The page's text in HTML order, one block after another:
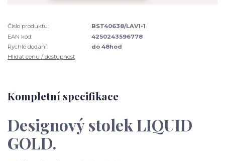
Číslo produktu:
BST40638/LAV1-1
EAN kód:
4250243596778
Rychlé dodání:
do 48hod
Hlídat cenu / dostupnost
Kompletní specifikace
Designový stolek LIQUID
GOLD.